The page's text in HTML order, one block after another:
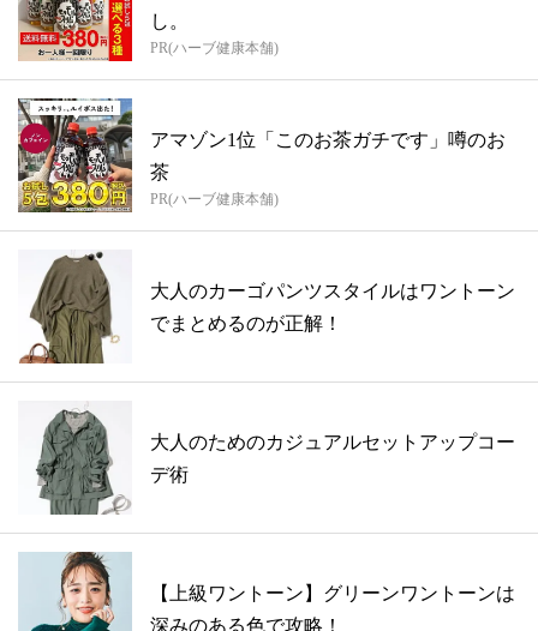
し。
PR(ハーブ健康本舗)
アマゾン1位「このお茶ガチです」噂のお
茶
PR(ハーブ健康本舗)
大人のカーゴパンツスタイルはワントーン
でまとめるのが正解！
大人のためのカジュアルセットアップコー
デ術
【上級ワントーン】グリーンワントーンは
深みのある色で攻略！